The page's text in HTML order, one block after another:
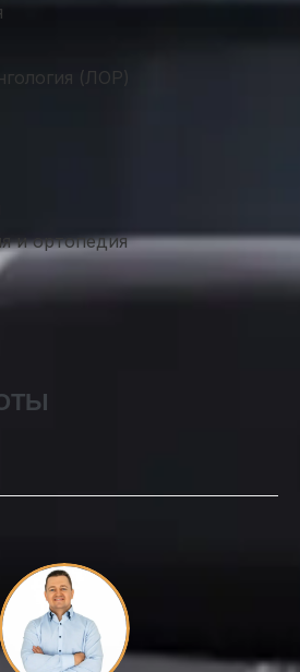
(ЛОР)
и ортопедия